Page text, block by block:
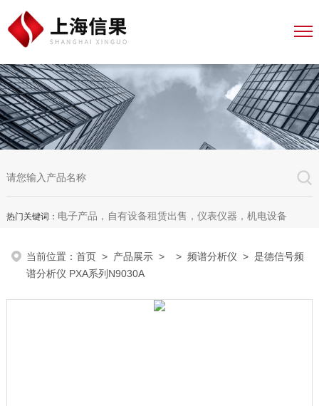
热门关键词： 电子产品，自有设备租赁出售，仪表仪器，机电设备
当前位置：首页 > 产品展示 > >频谱分析仪 > 是德信号频
谱分析仪 PXA系列N9030A